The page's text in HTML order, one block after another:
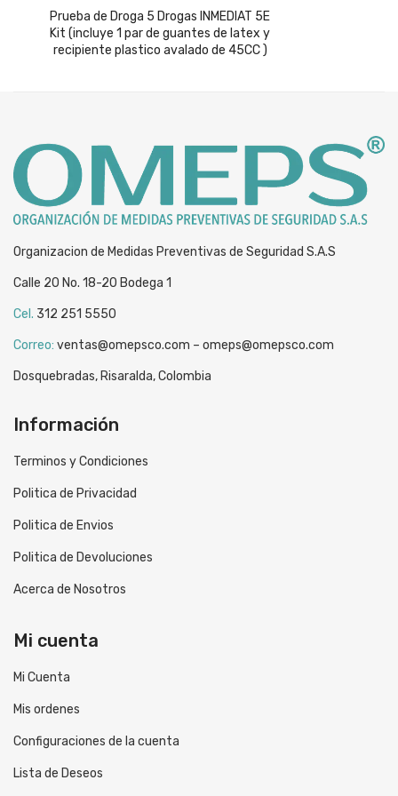
price
was:
price
is:
Prueba de Droga 5 Drogas INMEDIAT 5E
Kit (incluye 1 par de guantes de latex y
recipiente plastico avalado de 45CC )
Organizacion de Medidas Preventivas de Seguridad S.A.S
Calle 20 No. 18-20 Bodega 1
Cel. 312 251 5550
Correo: ventas@omepsco.com – omeps@omepsco.com
Dosquebradas, Risaralda, Colombia
Información
Terminos y Condiciones
Politica de Privacidad
Politica de Envios
Politica de Devoluciones
Acerca de Nosotros
Mi cuenta
Mi Cuenta
Mis ordenes
Configuraciones de la cuenta
Lista de Deseos